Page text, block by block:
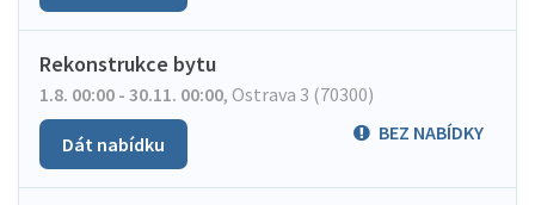
Rekonstrukce bytu
1.8. 00:00 - 30.11. 00:00, Ostrava 3 (70300)
BEZ NABÍDKY
Dát nabídku